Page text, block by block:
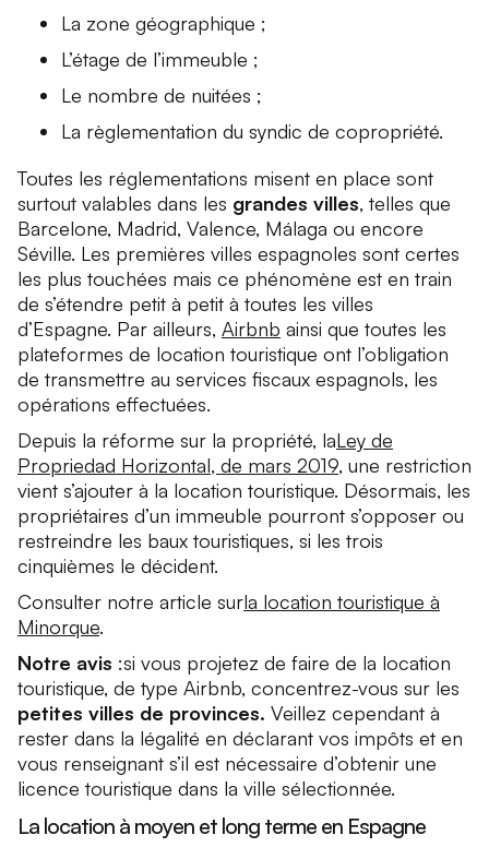
La zone géographique ;
L’étage de l’immeuble ;
Le nombre de nuitées ;
La règlementation du syndic de copropriété.
Toutes les réglementations misent en place sont
surtout valables dans les grandes villes, telles que
Barcelone, Madrid, Valence, Málaga ou encore
Séville. Les premières villes espagnoles sont certes
les plus touchées mais ce phénomène est en train
de s’étendre petit à petit à toutes les villes
d’Espagne. Par ailleurs, Airbnb ainsi que toutes les
plateformes de location touristique ont l’obligation
de transmettre au services fiscaux espagnols, les
opérations effectuées.
Depuis la réforme sur la propriété, laLey de
Propriedad Horizontal, de mars 2019, une restriction
vient s’ajouter à la location touristique. Désormais, les
propriétaires d’un immeuble pourront s’opposer ou
restreindre les baux touristiques, si les trois
cinquièmes le décident.
Consulter notre article surla location touristique à
Minorque.
Notre avis :si vous projetez de faire de la location
touristique, de type Airbnb, concentrez-vous sur les
petites villes de provinces. Veillez cependant à
rester dans la légalité en déclarant vos impôts et en
vous renseignant s’il est nécessaire d’obtenir une
licence touristique dans la ville sélectionnée.
La location à moyen et long terme en Espagne